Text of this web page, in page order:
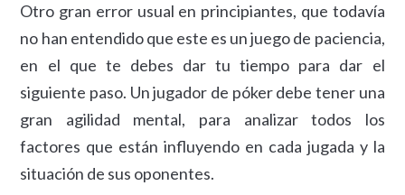
Otro gran error usual en principiantes, que todavía
no han entendido que este es un juego de paciencia,
en el que te debes dar tu tiempo para dar el
siguiente paso. Un jugador de póker debe tener una
gran agilidad mental, para analizar todos los
factores que están influyendo en cada jugada y la
situación de sus oponentes.